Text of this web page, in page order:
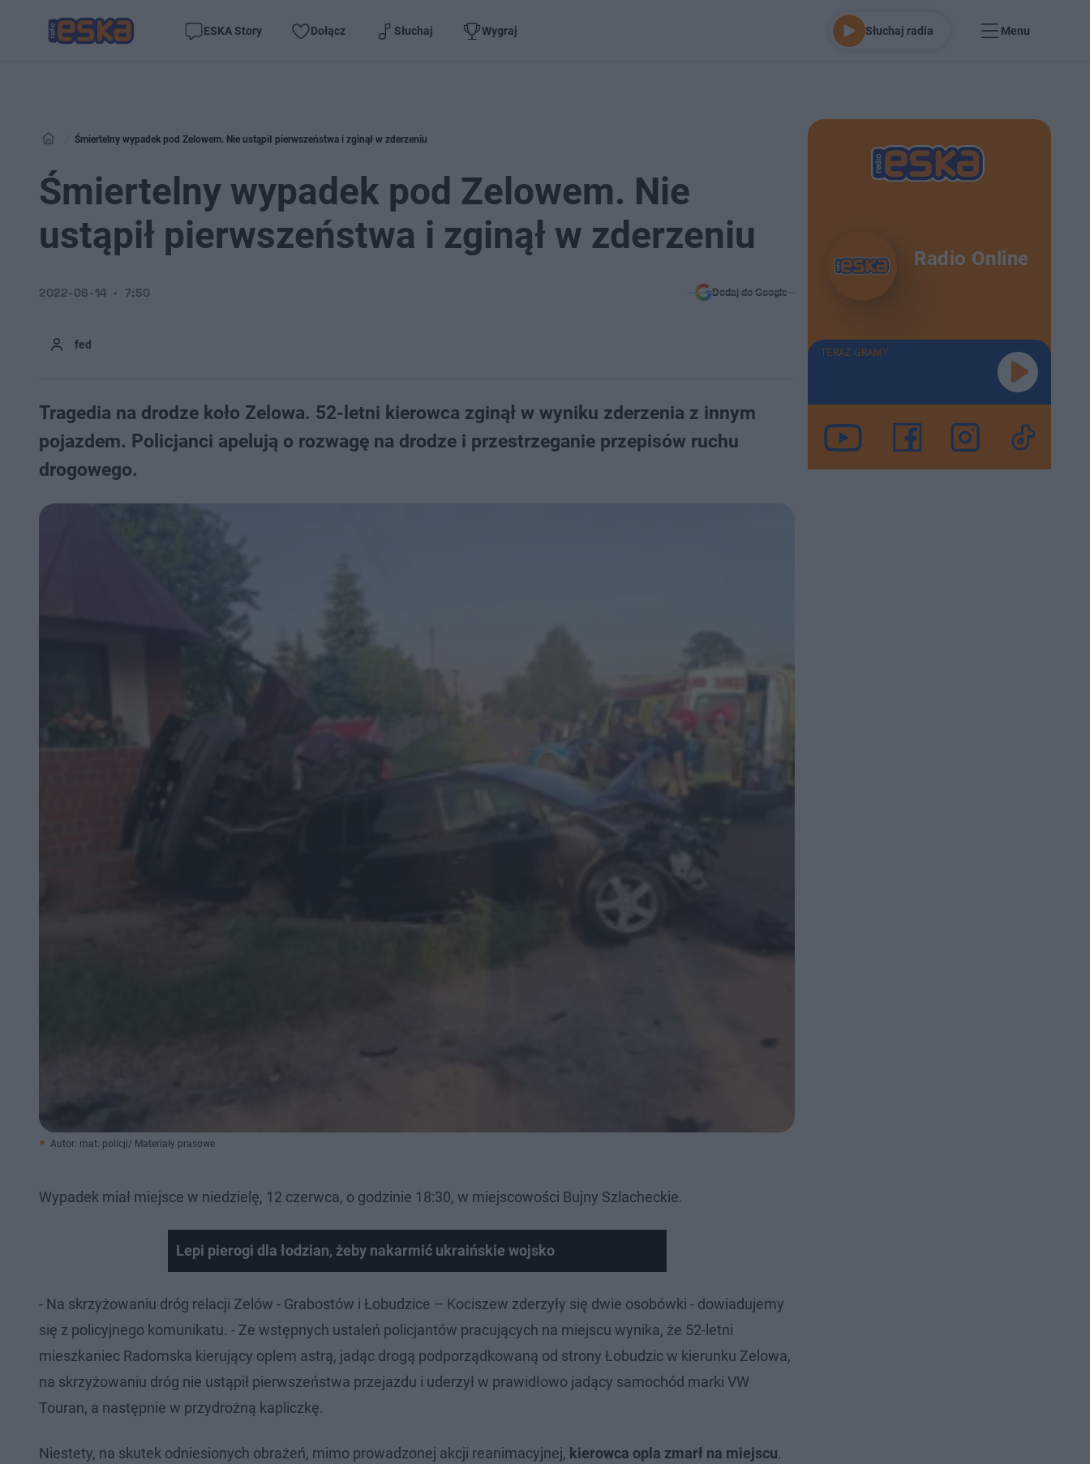
ESKA Story Dołącz Słuchaj Wygraj Słuchaj radia Menu
Śmiertelny wypadek pod Zelowem. Nie ustąpił pierwszeństwa i zginął w zderzeniu
Śmiertelny wypadek pod Zelowem. Nie
ustąpił pierwszeństwa i zginął w zderzeniu
fed
2022-06-14 7:50 Dodaj do Google
Tragedia na drodze koło Zelowa. 52-letni kierowca zginął w wyniku zderzenia z innym
pojazdem. Policjanci apelują o rozwagę na drodze i przestrzeganie przepisów ruchu
drogowego.
Autor: mat. policji/ Materiały prasowe
Wypadek miał miejsce w niedzielę, 12 czerwca, o godzinie 18:30, w miejscowości Bujny Szlacheckie.
Lepi pierogi dla łodzian, żeby nakarmić ukraińskie wojsko
- Na skrzyżowaniu dróg relacji Zelów - Grabostów i Łobudzice – Kociszew zderzyły się dwie osobówki - dowiadujemy
się z policyjnego komunikatu. - Ze wstępnych ustaleń policjantów pracujących na miejscu wynika, że 52-letni
mieszkaniec Radomska kierujący oplem astrą, jadąc drogą podporządkowaną od strony Łobudzic w kierunku Zelowa,
na skrzyżowaniu dróg nie ustąpił pierwszeństwa przejazdu i uderzył w prawidłowo jadący samochód marki VW
Touran, a następnie w przydrożną kapliczkę.
Niestety, na skutek odniesionych obrażeń, mimo prowadzonej akcji reanimacyjnej, kierowca opla zmarł na miejscu.
Radio Online
TERAZ GRAMY